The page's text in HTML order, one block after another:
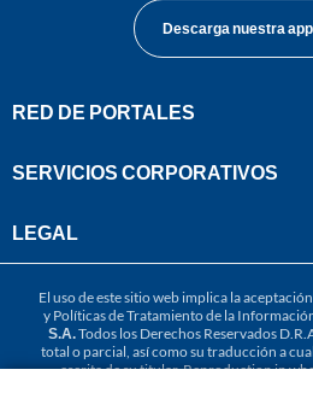
Descarga nuestra
RED DE PORTALES
SERVICIOS CORPORATIVOS
LEGAL
El uso de este sitio web implica la
y Políticas de Tratamiento de la
S.A.Todos los Derechos Reservados
total o parcial, así como su traducción a
escrita de su titular. Reproduction in